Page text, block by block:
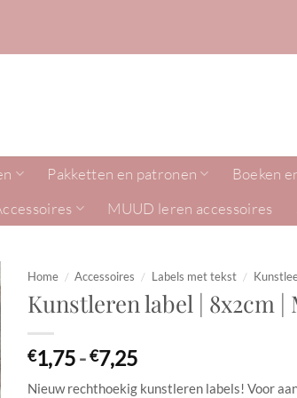
Pakketten en patronen Boeken
MUUD leren accessoires
Home / Accessoires / Labels met tekst /
Kunstleren label | 8x2cm |
€1,75- €7,25Prijsklasse:
Nieuw rechthoekig kunstleren labels! Voor